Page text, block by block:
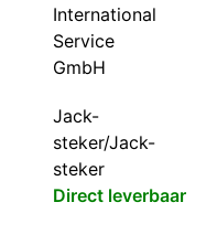
International
Service
GmbH
Jack-
steker/Jack-
steker
Direct leverbaar